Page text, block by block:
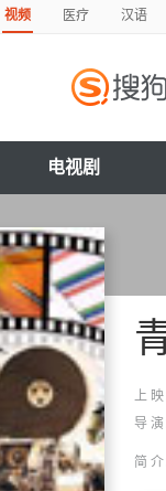
视频 医疗 汉语
电视剧
上 映
导 演
简 介